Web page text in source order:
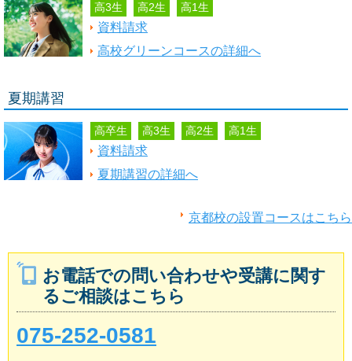
京都校の設置コースはこちら
高3生 高2生 高1生
資料請求
高校グリーンコースの詳細へ
夏期講習
高卒生 高3生 高2生 高1生
資料請求
夏期講習の詳細へ
お電話での問い合わせや受講に関す
るご相談はこちら
075-252-0581